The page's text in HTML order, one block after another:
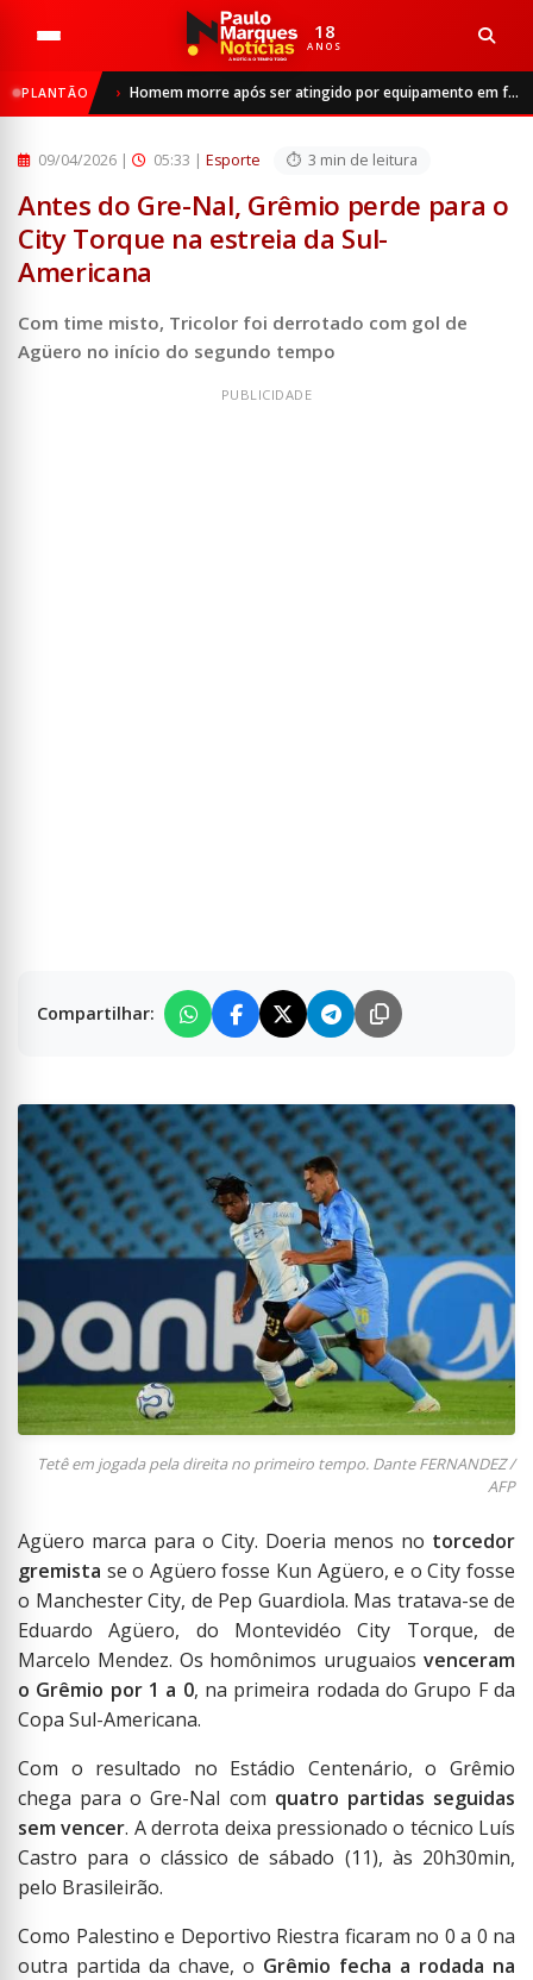
18
ANOS
PLANTÃO Homem morre após ser atingido por equipamento em frigorífico de São Luiz Gonzaga
Esporte
Antes do Gre-Nal, Grêmio perde para o City Torque na estr...
09/04/2026 | 05:33 | Esporte 3 min de leitura
Antes do Gre-Nal, Grêmio perde para o
City Torque na estreia da Sul-
Americana
Com time misto, Tricolor foi derrotado com gol de
Agüero no início do segundo tempo
Compartilhar:
Tetê em jogada pela direita no primeiro tempo. Dante FERNANDEZ /
AFP
Agüero marca para o City. Doeria menos no torcedor
gremista se o Agüero fosse Kun Agüero, e o City fosse
o Manchester City, de Pep Guardiola. Mas tratava-se de
Eduardo Agüero, do Montevidéo City Torque, de
Marcelo Mendez. Os homônimos uruguaios venceram
o Grêmio por 1 a 0, na primeira rodada do Grupo F da
Copa Sul-Americana.
Com o resultado no Estádio Centenário, o Grêmio
chega para o Gre-Nal com quatro partidas seguidas
sem vencer. A derrota deixa pressionado o técnico Luís
Castro para o clássico de sábado (11), às 20h30min,
pelo Brasileirão.
Como Palestino e Deportivo Riestra ficaram no 0 a 0 na
outra partida da chave, o Grêmio fecha a rodada na